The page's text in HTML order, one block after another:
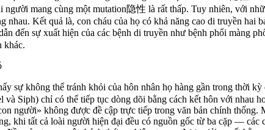
người mang cùng một mutation隐性 là rất thấp. Tuy nhiên, với
Kết quả là, con cháu của họ có khả năng cao di truyền hai
đến sự xuất hiện của các bệnh di truyền như bệnh phổi màng
khác.
sự không thể tránh khỏi của hôn nhân họ hàng gần trong thời kỳ
Siph) chỉ có thể tiếp tục dòng dõi bằng cách kết hôn với nhau
người» không được đề cập trực tiếp trong văn bản chính thống.
khi tất cả loài người hiện đại đều có nguồn gốc từ ba cặp — các